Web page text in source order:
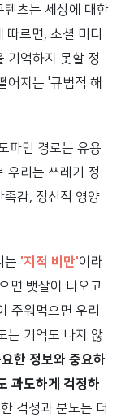
텐츠는 세상에 대한
따르면, 소셜 미디
기억하지 못할 정
어지는 '규범적 해
파민 경로는 유용
우리는 쓰레기 정
족감, 정신적 영양
는 '지적 비만'이라
면 뱃살이 나오고
주워먹으면 우리
는 기억도 나지 않
한 정보와 중요하
과도하게 걱정하
걱정과 분노는 더